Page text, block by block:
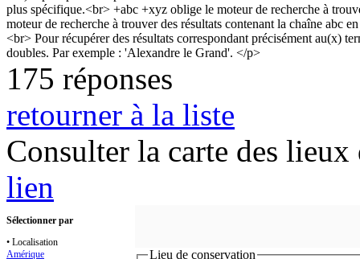
175 réponses
retourner à la liste
Consulter la carte des
lien
Sélectionner par
• Localisation
Amérique
Lieu de conservation